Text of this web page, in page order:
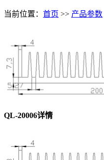
当前位置： 首页 >> 产品参数
QL-20006详情